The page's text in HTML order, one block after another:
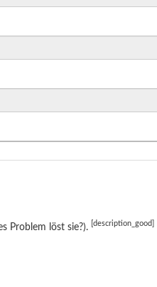
Problem löst sie?). [description_good]